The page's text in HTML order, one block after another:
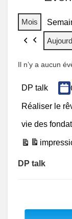
Mois
Précédent
Il n’y a aucun
Catégories
DP talk
Réaliser le
vie des
Vue
DP talk